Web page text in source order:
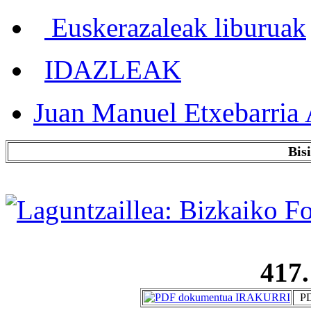
Euskerazaleak liburuak
IDAZLEAK
Juan Manuel Etxebarria